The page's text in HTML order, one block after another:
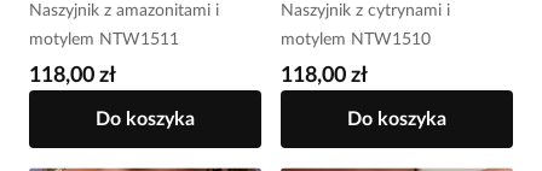
Naszyjnik z amazonitami i
motylem NTW1511
118,00 zł
Do koszyka
Naszyjnik z cytrynami i
motylem NTW1510
118,00 zł
Do koszyka